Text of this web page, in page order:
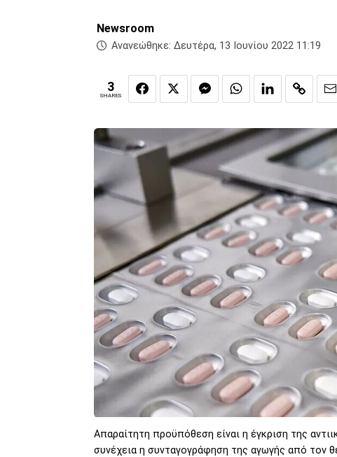
Newsroom
Ανανεώθηκε: Δευτέρα, 13 Ιουνίου 2022 11:19
3
SHARES
Απαραίτητη προϋπόθεση είναι η έγκριση της
συνέχεια η συνταγογράφηση της αγωγής από τον